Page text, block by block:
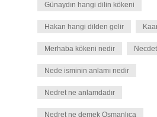
Günaydın hangi dilin kökeni
Hakan hangi dilden gelir
Merhaba kökeni nedir
Nede isminin anlamı nedir
Nedret ne anlamdadır
Nedret ne demek Osmanlıca